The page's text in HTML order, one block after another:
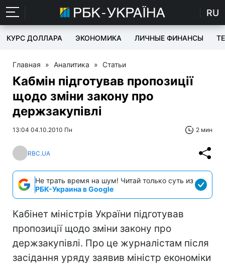
RU
КУРС ДОЛЛАРА ЭКОНОМИКА ЛИЧНЫЕ ФИНАНСЫ
Главная » Аналитика » Статьи
Кабмін підготував пропозиції
щодо зміни закону про
держзакупівлі
13:04 04.10.2010 Пн 2 мин
RBC.UA
Не трать время на шум! Читай только суть из
РБК-Украина в Google
Кабінет міністрів України підготував
пропозиції щодо зміни закону про
держзакупівлі. Про це журналістам після
засідання уряду заявив міністр економіки